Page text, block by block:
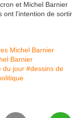
et Michel Barnier
ont l'intention de sortir
Michel Barnier
Barnier
du jour #dessins de